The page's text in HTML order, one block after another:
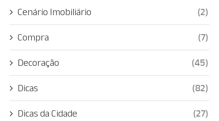
Cenário Imobiliário (2)
Compra (7)
Decoração (45)
Dicas (82)
Dicas da Cidade (27)